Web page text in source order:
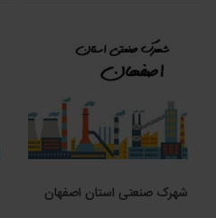
شهرک صنعتی استان اصفهان